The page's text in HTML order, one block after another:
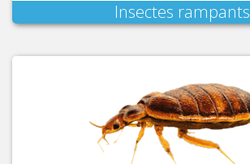
Insectes rampants